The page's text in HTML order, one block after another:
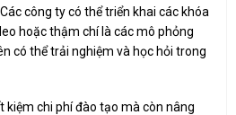
công ty có thể triển khai các khóa
hoặc thậm chí là các mô phỏng
có thể trải nghiệm và học hỏi trong
kiệm chi phí đào tạo mà còn nâng